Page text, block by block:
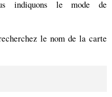
indiquons le mode de
le nom de la carte